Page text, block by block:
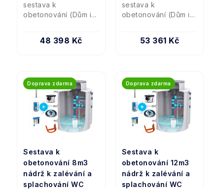
48 398 Kč
sestava k
obetonování (Dům i...
53 361 Kč
sestava k
obetonování (Dům i...
Sestava k
obetonování 8m3
nádrž k zalévání a
splachování WC
Doprava zdarma
Sestava k
obetonování 12m3
nádrž k zalévání a
splachování WC
Doprava zdarma